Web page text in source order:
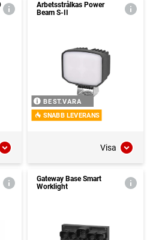
Arbetsstrålkas Power
Beam S-II
BEST.VARA
SNABB LEVERANS
Visa
Gateway Base Smart
Worklight